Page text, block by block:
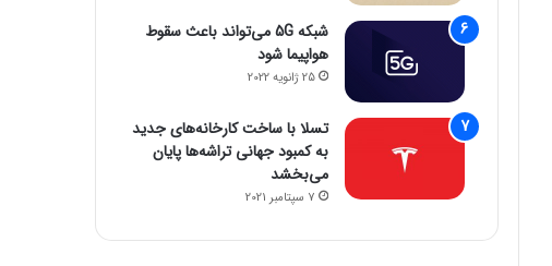
شبکه 5G می‌تواند باعث سقوط
هواپیما شود
25 ژانویه 2022
تسلا با ساخت کارخانه‌های جدید
به کمبود جهانی تراشه‌ها پایان
می‌بخشد
7 سپتامبر 2021